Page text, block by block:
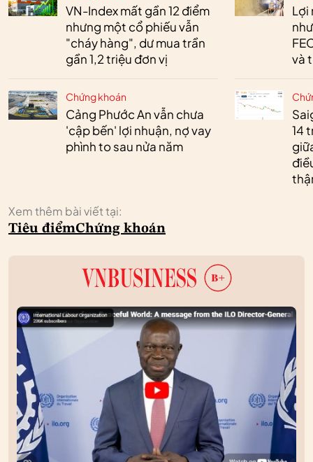
VN-Index mất gần 12 điểm
nhưng một cổ phiếu vẫn
"cháy hàng", dư mua trần
gần 1,2 triệu đơn vị
Chứng khoán
Cảng Phước An vẫn chưa
'cập bến' lợi nhuận, nợ vay
phình to sau nửa năm
Lợi
và
14
Xem thêm bài viết tại:
Tiêu điểmChứng khoán